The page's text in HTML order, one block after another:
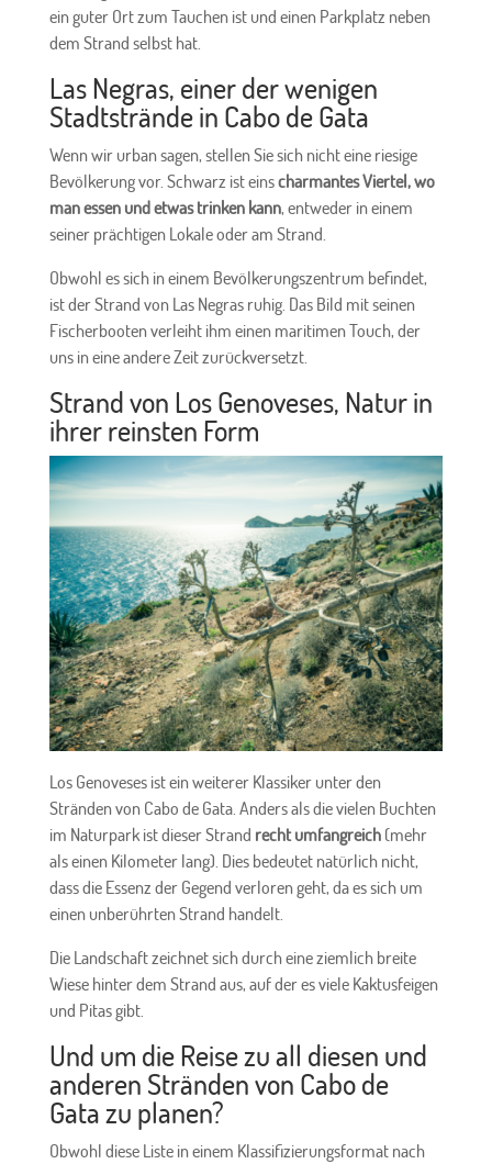
ein guter Ort zum Tauchen ist und einen Parkplatz neben
dem Strand selbst hat.
Las Negras, einer der wenigen
Stadtstrände in Cabo de Gata
Wenn wir urban sagen, stellen Sie sich nicht eine riesige
Bevölkerung vor. Schwarz ist einscharmantes Viertel, wo
man essen und etwas trinken kann, entweder in einem
seiner prächtigen Lokale oder am Strand.
Obwohl es sich in einem Bevölkerungszentrum befindet,
ist der Strand von Las Negras ruhig. Das Bild mit seinen
Fischerbooten verleiht ihm einen maritimen Touch, der
uns in eine andere Zeit zurückversetzt.
Strand von Los Genoveses, Natur in
ihrer reinsten Form
Los Genoveses ist ein weiterer Klassiker unter den
Stränden von Cabo de Gata. Anders als die vielen Buchten
im Naturpark ist dieser Strand recht umfangreich(mehr
als einen Kilometer lang). Dies bedeutet natürlich nicht,
dass die Essenz der Gegend verloren geht, da es sich um
einen unberührten Strand handelt.
Die Landschaft zeichnet sich durch eine ziemlich breite
Wiese hinter dem Strand aus, auf der es viele Kaktusfeigen
und Pitas gibt.
Und um die Reise zu all diesen und
anderen Stränden von Cabo de
Gata zu planen?
Obwohl diese Liste in einem Klassifizierungsformat nach